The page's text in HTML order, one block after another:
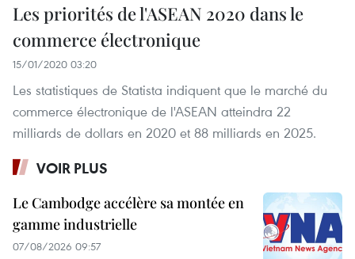
Les priorités de l'ASEAN 2020 dans le
commerce électronique
15/01/2020 03:20
Les statistiques de Statista indiquent que le marché du
commerce électronique de l'ASEAN atteindra 22
milliards de dollars en 2020 et 88 milliards en 2025.
VOIR PLUS
Le Cambodge accélère sa montée en
gamme industrielle
07/08/2026 09:57